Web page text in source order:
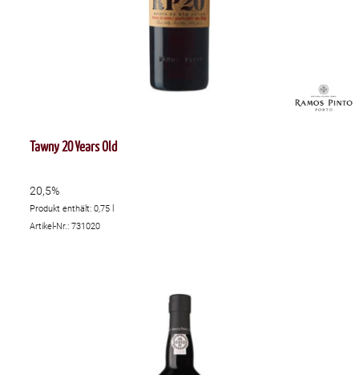
Tawny 20 Years Old
20,5%
Produkt enthält: 0,75
Artikel-Nr.: 731020